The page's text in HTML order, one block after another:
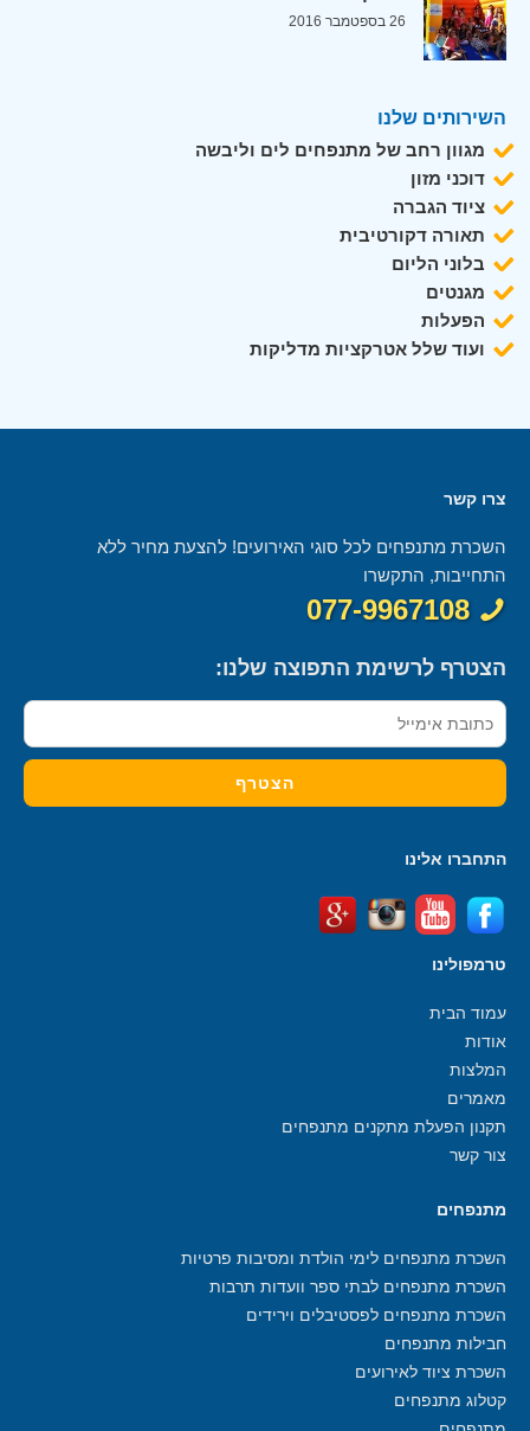
26 בספטמבר 2016
השירותים שלנו
מגוון רחב של מתנפחים לים וליבשה
דוכני מזון
ציוד הגברה
תאורה דקורטיבית
בלוני הליום
מגנטים
הפעלות
ועוד שלל אטרקציות מדליקות
צרו קשר
השכרת מתנפחים לכל סוגי האירועים! להצעת מחיר ללא
התחייבות, התקשרו
077-9967108
הצטרף לרשימת התפוצה שלנו:
התחברו אלינו
טרמפולינו
עמוד הבית
אודות
המלצות
מאמרים
תקנון הפעלת מתקנים מתנפחים
צור קשר
מתנפחים
השכרת מתנפחים לימי הולדת ומסיבות פרטיות
השכרת מתנפחים לבתי ספר וועדות תרבות
השכרת מתנפחים לפסטיבלים וירידים
חבילות מתנפחים
השכרת ציוד לאירועים
קטלוג מתנפחים